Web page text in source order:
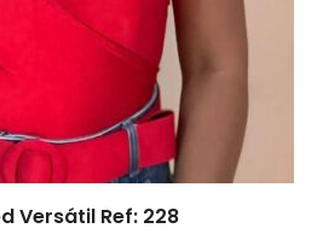
Versátil Ref: 228